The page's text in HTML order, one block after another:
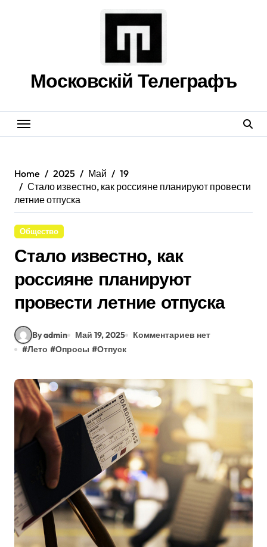
Московскій Телеграфъ
Home 2025 Май
19
Стало известно, как россияне планируют провести
летние отпуска
Общество
Стало известно, как
россияне планируют
провести летние отпуска
By admin Май 19, 2025
Комментариев нет
#Лето #Опросы #Отпуск